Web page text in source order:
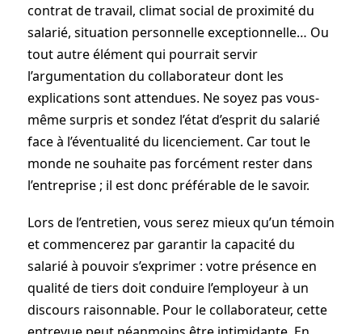
contrat de travail, climat social de proximité du
salarié, situation personnelle exceptionnelle… Ou
tout autre élément qui pourrait servir
l’argumentation du collaborateur dont les
explications sont attendues. Ne soyez pas vous-
même surpris et sondez l’état d’esprit du salarié
face à l’éventualité du licenciement. Car tout le
monde ne souhaite pas forcément rester dans
l’entreprise ; il est donc préférable de le savoir.
Lors de l’entretien, vous serez mieux qu’un témoin
et commencerez par garantir la capacité du
salarié à pouvoir s’exprimer : votre présence en
qualité de tiers doit conduire l’employeur à un
discours raisonnable. Pour le collaborateur, cette